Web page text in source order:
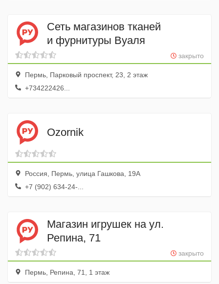
Сеть магазинов тканей
и фурнитуры Вуаля
закрыто
Пермь, Парковый проспект, 23, 2 этаж
+734222426...
Ozornik
Россия, Пермь, улица Гашкова, 19А
+7 (902) 634-24-...
Магазин игрушек на ул.
Репина, 71
закрыто
Пермь, Репина, 71, 1 этаж